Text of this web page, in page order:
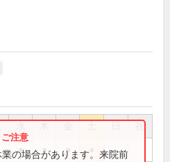
祝
● ● ●
の場合があります。来院前